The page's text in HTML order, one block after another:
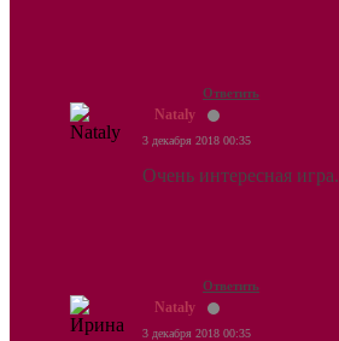
Ответить
Nataly
3 декабря 2018 00:35
Очень интересная игра.
Ответить
Nataly
3 декабря 2018 00:35